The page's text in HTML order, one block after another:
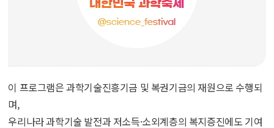
이 프로그램은 과학기술진흥기금 및 복권기금의 재원으로 수행되
며,
우리나라 과학기술 발전과 저소득·소외계층의 복지증진에도 기여